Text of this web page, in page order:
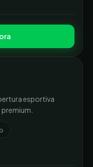
esportiva